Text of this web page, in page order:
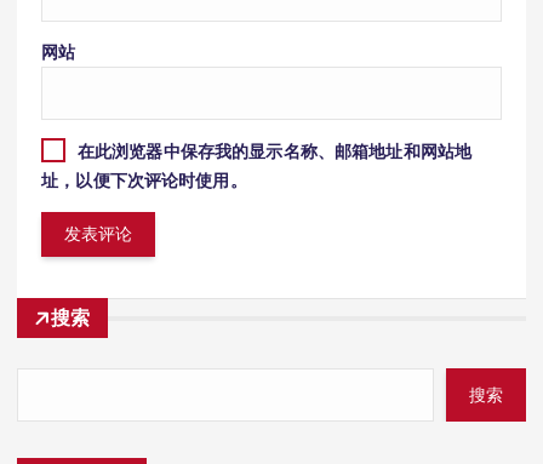
网站
在此浏览器中保存我的显示名称、邮箱地址和网站地
址，以便下次评论时使用。
搜索
搜索